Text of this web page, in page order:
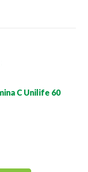
C Unilife 60